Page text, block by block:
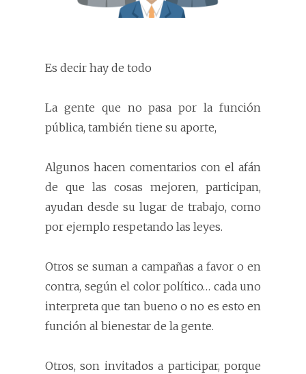
Es decir hay de todo
La gente que no pasa por la función
pública, también tiene su aporte,
Algunos hacen comentarios con el afán
de que las cosas mejoren, participan,
ayudan desde su lugar de trabajo, como
por ejemplo respetando las leyes.
Otros se suman a campañas a favor o en
contra, según el color político… cada uno
interpreta que tan bueno o no es esto en
función al bienestar de la gente.
Otros, son invitados a participar, porque